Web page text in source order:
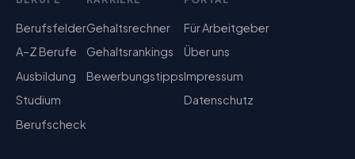
Berufsfelder
A–Z Berufe
Ausbildung
Studium
Berufscheck
Gehaltsrechner
Gehaltsrankings
Bewerbungstipps
Für Arbeitgeber
Über uns
Impressum
Datenschutz